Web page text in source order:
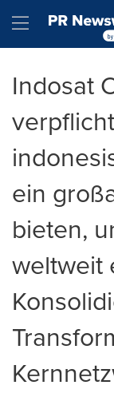
Hamburger
Indosat
ein
bieten,
weltweit